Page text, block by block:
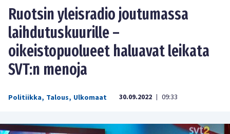
Ruotsin yleisradio joutumassa
laihdutuskuurille –
oikeistopuolueet haluavat leikata
SVT:n menoja
Politiikka, Talous, Ulkomaat 30.09.2022 | 09:33